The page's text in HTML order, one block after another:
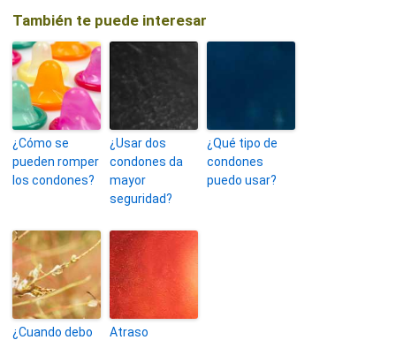
También te puede interesar
¿Cómo se
pueden romper
los condones?
¿Usar dos
condones da
mayor
seguridad?
¿Qué tipo de
condones
puedo usar?
¿Cuando debo
Atraso